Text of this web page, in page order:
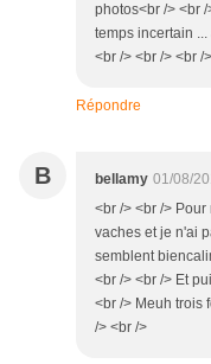
photos<br /> <br
temps incertain
<br /> <br /> <br />
Répondre
B bellamy 01/08/
<br /> <br />
vaches et je n'ai
semblent
<br /> <br /> Et
<br /> Meuh trois
/> <br />